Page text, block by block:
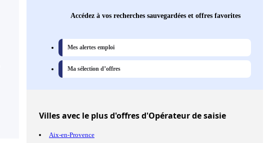
Accédez à vos recherches sauvegardées et offres favorites
Mes alertes emploi
Ma sélection d’offres
Villesavec le plus d'offres d'Opérateur de saisie
Aix-en-Provence